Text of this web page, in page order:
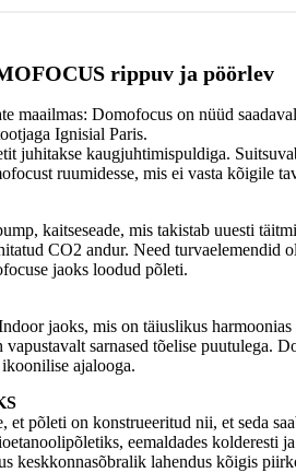
rippuv ja pöörlev
maailmas: Domofocus on nüüd
Ignisial Paris.
juhitakse kaugjuhtimispuldiga.
ruumidesse, mis ei vasta kõigile
kaitseseade, mis takistab uuesti
CO2 andur. Need
jaoks loodud põleti.
jaoks, mis on täiuslikus
sarnased tõelise puutulega.
ajalooga.
et põleti on konstrueeritud nii, et seda
eemaldades kolderesti
keskkonnasõbralik lahendus kõigis